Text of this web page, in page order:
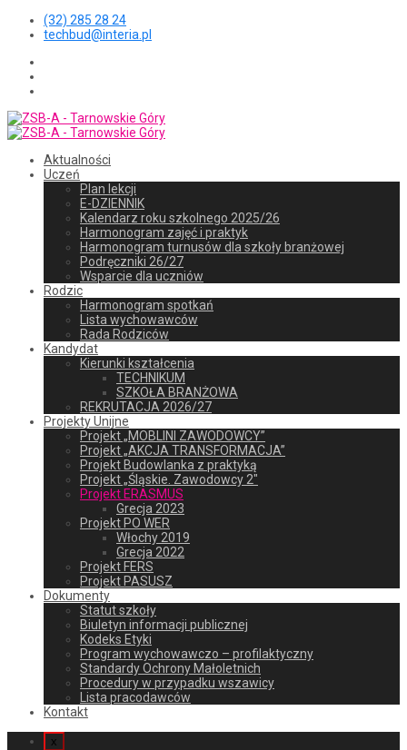
(32) 285 28 24
techbud@interia.pl
Aktualności
Uczeń
Plan lekcji
E-DZIENNIK
Kalendarz roku szkolnego 2025/26
Harmonogram zajęć i praktyk
Harmonogram turnusów dla szkoły branżowej
Podręczniki 26/27
Wsparcie dla uczniów
Rodzic
Harmonogram spotkań
Lista wychowawców
Rada Rodziców
Kandydat
Kierunki kształcenia
TECHNIKUM
SZKOŁA BRANŻOWA
REKRUTACJA 2026/27
Projekty Unijne
Projekt „MOBLINI ZAWODOWCY”
Projekt „AKCJA TRANSFORMACJA”
Projekt Budowlanka z praktyką
Projekt „Śląskie. Zawodowcy 2″
Projekt ERASMUS
Grecja 2023
Projekt PO WER
Włochy 2019
Grecja 2022
Projekt FERS
Projekt PASUSZ
Dokumenty
Statut szkoły
Biuletyn informacji publicznej
Kodeks Etyki
Program wychowawczo – profilaktyczny
Standardy Ochrony Małoletnich
Procedury w przypadku wszawicy
Lista pracodawców
Kontakt
x